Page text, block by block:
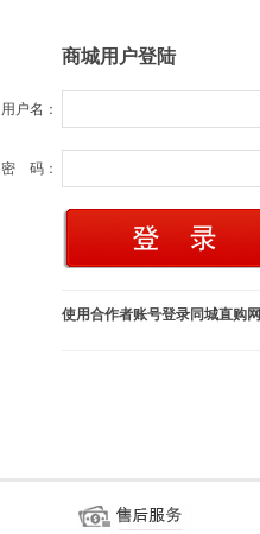
商城用户登陆
用户名：
密 码：
使用合作者账号登录同城直购网